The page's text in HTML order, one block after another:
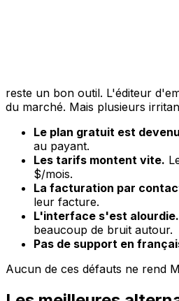
reste un bon outil. L'éditeur
du marché. Mais plusieurs
Le plan gratuit est
au payant.
Les tarifs montent vite.
$/mois.
La facturation par
leur facture.
L'interface s'est alourdie.
beaucoup de bruit autour.
Pas de support en
Aucun de ces défauts ne rend